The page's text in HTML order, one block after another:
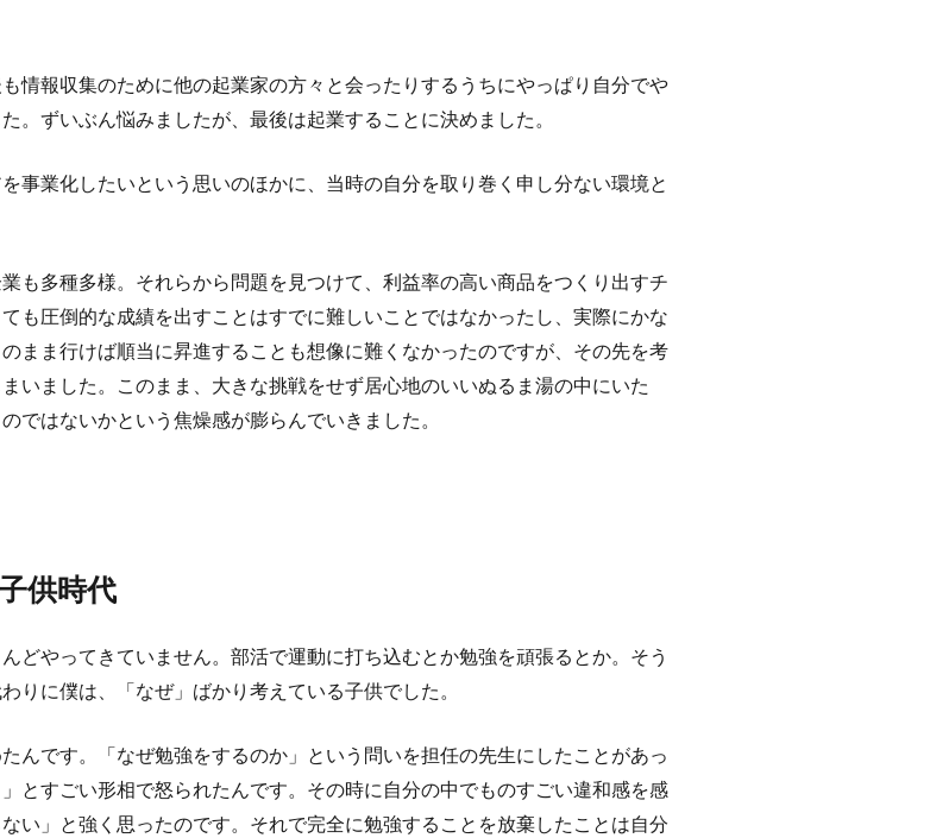
情報収集のために他の起業家の方々と会ったりするうちにやっぱり自分でや
。ずいぶん悩みましたが、最後は起業することに決めました。
事業化したいという思いのほかに、当時の自分を取り巻く申し分ない環境と
も多種多様。それらから問題を見つけて、利益率の高い商品をつくり出すチ
も圧倒的な成績を出すことはすでに難しいことではなかったし、実際にかな
まま行けば順当に昇進することも想像に難くなかったのですが、その先を考
いました。このまま、大きな挑戦をせず居心地のいいぬるま湯の中にいた
ではないかという焦燥感が膨らんでいきました。
供時代
どやってきていません。部活で運動に打ち込むとか勉強を頑張るとか。そう
りに僕は、「なぜ」ばかり考えている子供でした。
んです。「なぜ勉強をするのか」という問いを担任の先生にしたことがあっ
とすごい形相で怒られたんです。その時に自分の中でものすごい違和感を感
い」と強く思ったのです。それで完全に勉強することを放棄したことは自分